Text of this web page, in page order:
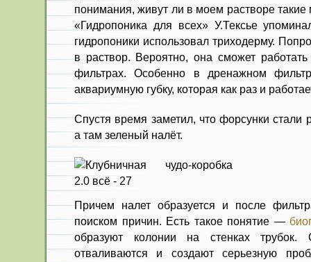
понимания, живут ли в моем растворе такие
«Гидропоника для всех» У.Тексье
гидропоники использовал триходерму.
в раствор. Вероятно, она сможет
фильтрах. Особенно в дренажном
аквариумную губку, которая как раз и
Спустя время заметил, что форсунки стали
а там зеленый налёт.
Причем налет образуется и после
поиском причин. Есть такое понятие —
образуют колонии на стенках
отваливаются и создают серьезную